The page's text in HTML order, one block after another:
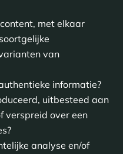
met elkaar
van
informatie?
uitbesteed aan
verspreid over een
analyse en/of